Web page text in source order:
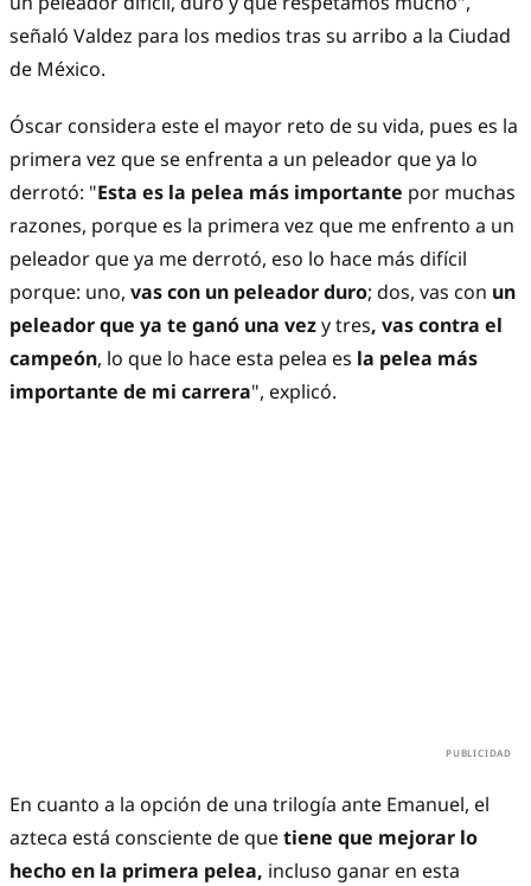
señaló Valdez para los medios tras su arribo a la Ciudad
de México.
Óscar considera este el mayor reto de su vida, pues es la
primera vez que se enfrenta a un peleador que ya lo
derrotó: "Esta es la pelea más importante por muchas
razones, porque es la primera vez que me enfrento a un
peleador que ya me derrotó, eso lo hace más difícil
porque: uno, vas con un peleador duro; dos, vas con un
peleador que ya te ganó una vezy tres, vas contra el
campeón, lo que lo hace esta pelea es la pelea más
importante de mi carrera", explicó.
En cuanto a la opción de una trilogía ante Emanuel, el
azteca está consciente de quetiene que mejorar lo
hecho en la primera pelea, incluso ganar en esta